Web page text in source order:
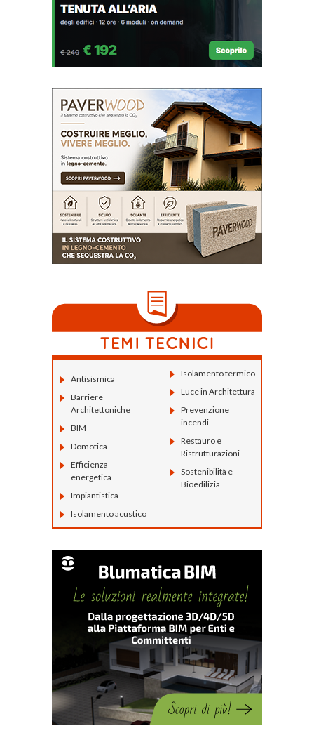
Antisismica
Barriere
Architettoniche
BIM
Domotica
Efficienza
energetica
Impiantistica
Isolamento acustico
Isolamento termico
Luce in Architettura
Prevenzione
incendi
Restauro e
Ristrutturazioni
Sostenibilità e
Bioedilizia